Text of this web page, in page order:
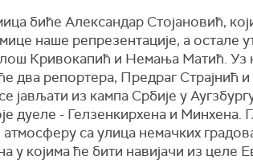
биће Александар Стојановић,
наше репрезентације, а остале
Кривокапић и Немања Матић. Уз
два репортера, Предраг Страјнић
јављати из кампа Србије у
дуеле - Гелзенкирхена и Минхена.
са улица немачких
у којима ће бити навијачи из целе